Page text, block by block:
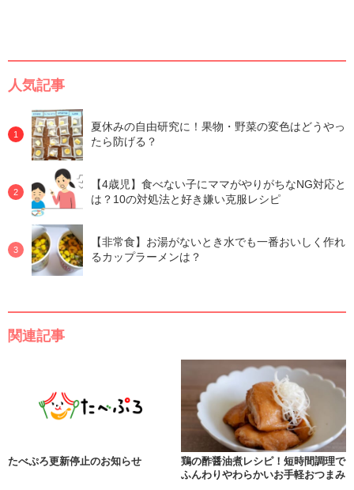
人気記事
夏休みの自由研究に！果物・野菜の変色はどうやっ
たら防げる？
【4歳児】食べない子にママがやりがちなNG対応と
は？10の対処法と好き嫌い克服レシピ
【非常食】お湯がないとき水でも一番おいしく作れ
るカップラーメンは？
関連記事
たべぷろ更新停止のお知らせ
鶏の酢醤油煮レシピ！短時間調理で
ふんわりやわらかいお手軽おつまみ